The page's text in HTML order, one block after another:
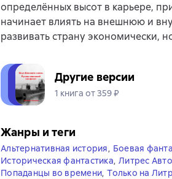
определённых высот в карьере,
начинает влиять на внешнюю и
развивать страну экономически,
Другие версии
1 книга от 359 ₽
Жанры и теги
Альтернативная история, Боевая
Историческая фантастика, Литрес
Попаданцы во времени, Только на